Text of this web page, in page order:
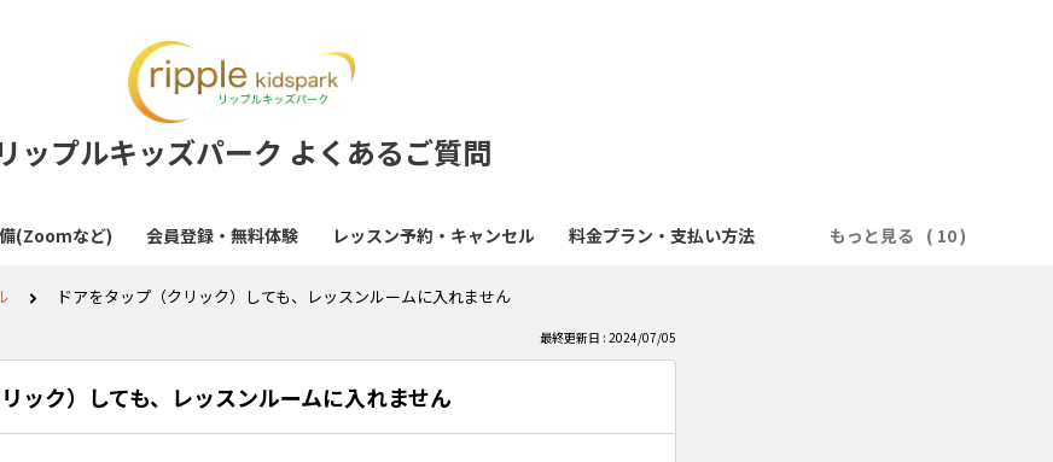
ップルキッズパーク よくあるご質問
(Zoomなど) 会員登録・無料体験 レッスン予約・キャンセル 料金プラン・支払い方法 もっと見る
ドアをタップ（クリック）しても、レッスンルームに入れません
最終更新日 : 2024/07/05
ック）しても、レッスンルームに入れません